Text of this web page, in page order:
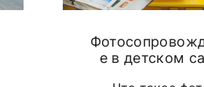
е в детском